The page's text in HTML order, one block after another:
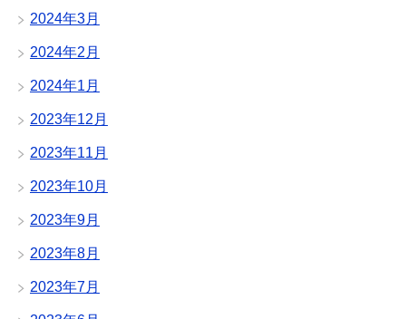
2024年3月
2024年2月
2024年1月
2023年12月
2023年11月
2023年10月
2023年9月
2023年8月
2023年7月